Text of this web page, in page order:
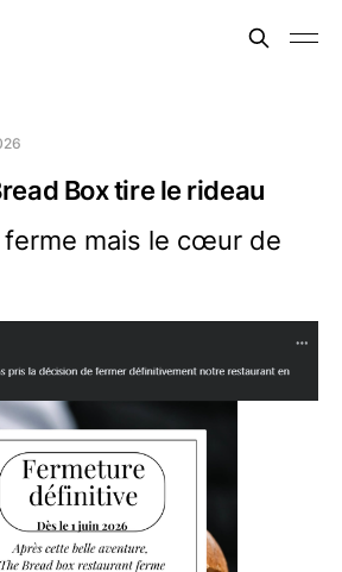
Box tire le rideau
ferme mais le cœur de